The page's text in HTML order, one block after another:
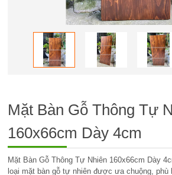
Mặt Bàn Gỗ Thông Tự
160x66cm Dày 4cm
Mặt Bàn Gỗ Thông Tự Nhiên 160x66cm Dày
loại mặt bàn gỗ tự nhiên được ưa chuộng, phù